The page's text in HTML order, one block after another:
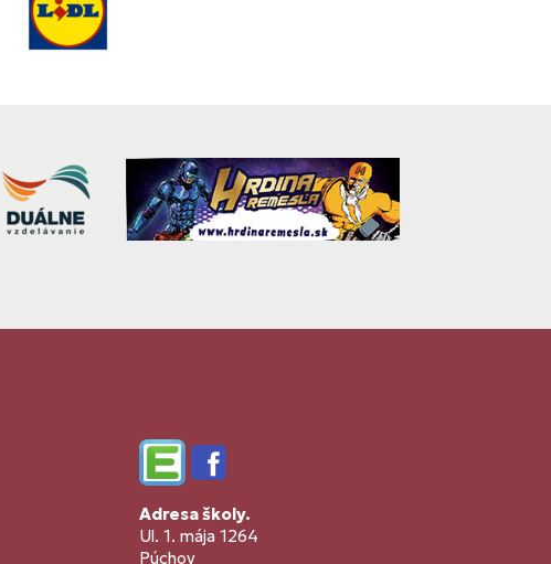
EdupageFacebook
Adresa školy.
Ul. 1. mája 1264
Púchov